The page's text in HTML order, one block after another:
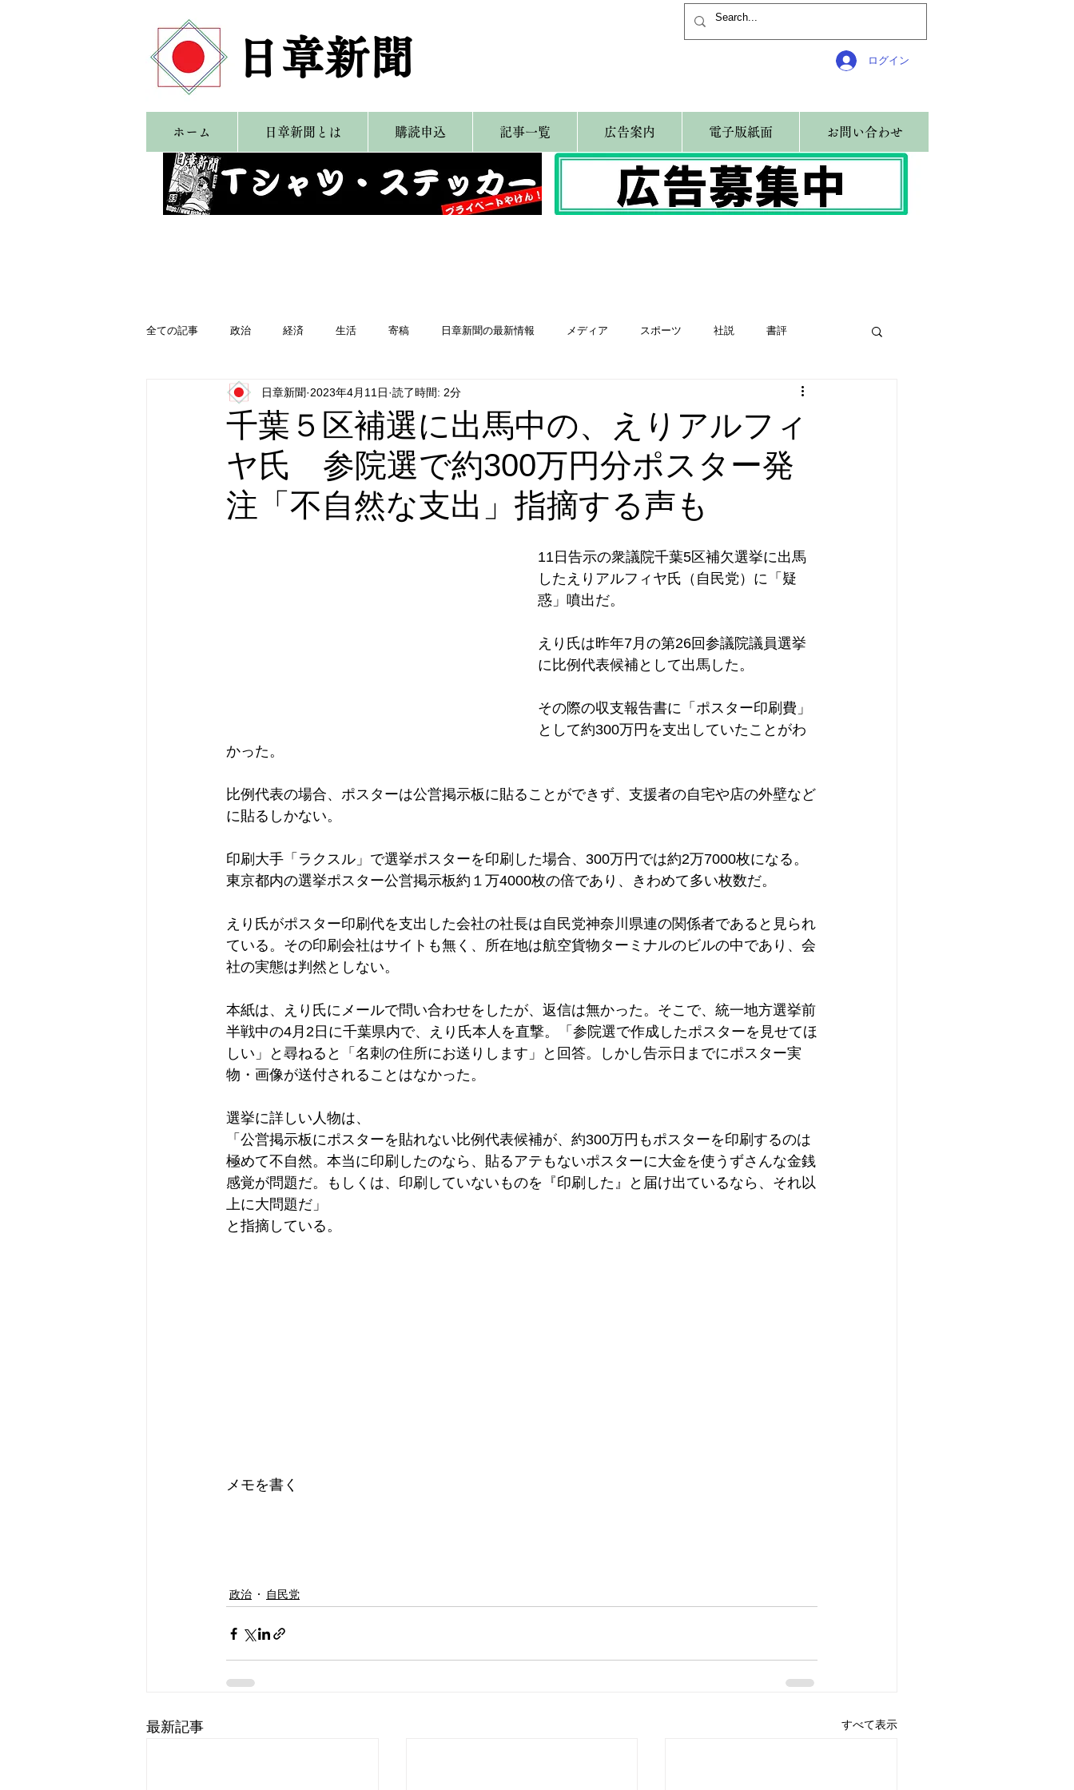
​日章新聞 ログイン
ホーム 日章新聞とは 購読申込 記事一覧 広告案内 電子版紙面 お問い合わせ
全ての記事 政治 経済 生活 寄稿 日章新聞の最新情報 メディア スポーツ 社説 書評
日本第一党 日本派保守同盟 はやぶさ党 自民党
千葉５区補選に出馬中の、えりアルフィ
ヤ氏 参院選で約300万円分ポスター発
注「不自然な支出」指摘する声も
日章新聞 2023年4月11日 読了時間: 2分
11日告示の衆議院千葉5区補欠選挙に出馬
したえりアルフィヤ氏（自民党）に「疑
惑」噴出だ。
えり氏は昨年7月の第26回参議院議員選挙
に比例代表候補として出馬した。
その際の収支報告書に「ポスター印刷費」
として約300万円を支出していたことがわ
かった。
比例代表の場合、ポスターは公営掲示板に貼ることができず、支援者の自宅や店の外壁など
に貼るしかない。
印刷大手「ラクスル」で選挙ポスターを印刷した場合、300万円では約2万7000枚になる。
東京都内の選挙ポスター公営掲示板約１万4000枚の倍であり、きわめて多い枚数だ。
えり氏がポスター印刷代を支出した会社の社長は自民党神奈川県連の関係者であると見られ
ている。その印刷会社はサイトも無く、所在地は航空貨物ターミナルのビルの中であり、会
社の実態は判然としない。
本紙は、えり氏にメールで問い合わせをしたが、返信は無かった。そこで、統一地方選挙前
半戦中の4月2日に千葉県内で、えり氏本人を直撃。「参院選で作成したポスターを見せてほ
しい」と尋ねると「名刺の住所にお送りします」と回答。しかし告示日までにポスター実
物・画像が送付されることはなかった。
選挙に詳しい人物は、
「公営掲示板にポスターを貼れない比例代表候補が、約300万円もポスターを印刷するのは
極めて不自然。本当に印刷したのなら、貼るアテもないポスターに大金を使うずさんな金銭
感覚が問題だ。もしくは、印刷していないものを『印刷した』と届け出ているなら、それ以
上に大問題だ」
と指摘している。
メモを書く
政治 自民党
最新記事 すべて表示